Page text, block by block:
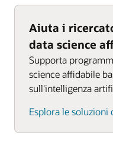
Aiuta i
data science
Supporta
science affidabile
sull'intelligenza
Esplora le soluzioni